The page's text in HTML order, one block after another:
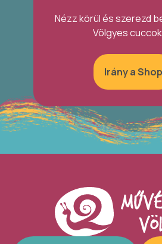
Nézz körül és szerezd
Völgyes
Irány a Shop